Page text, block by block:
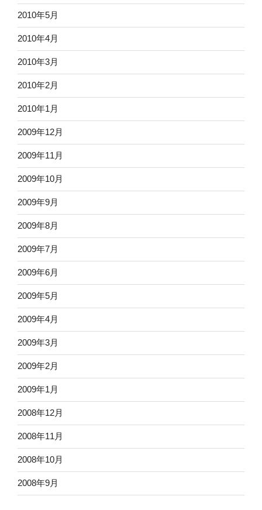
2010年5月
2010年4月
2010年3月
2010年2月
2010年1月
2009年12月
2009年11月
2009年10月
2009年9月
2009年8月
2009年7月
2009年6月
2009年5月
2009年4月
2009年3月
2009年2月
2009年1月
2008年12月
2008年11月
2008年10月
2008年9月